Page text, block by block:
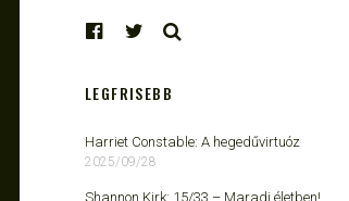
LEGFRISEBB
Harriet Constable: A hegedűvirtuóz
2025/09/28
Shannon Kirk: 15/33 ​– Maradj életben!